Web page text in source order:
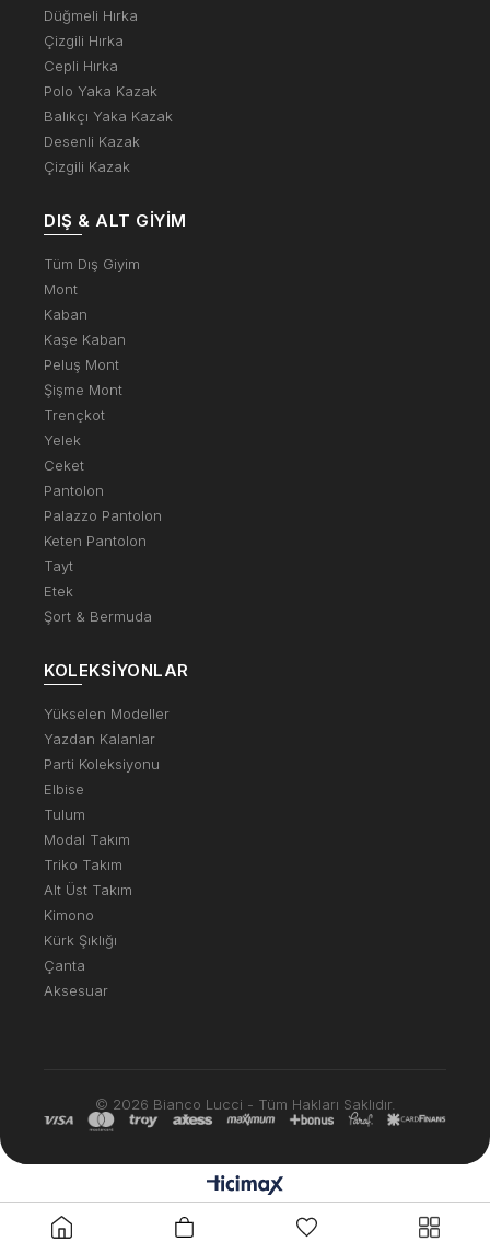
Düğmeli Hırka
Çizgili Hırka
Cepli Hırka
Polo Yaka Kazak
Balıkçı Yaka Kazak
Desenli Kazak
Çizgili Kazak
DIŞ & ALT GIYIM
Tüm Dış Giyim
Mont
Kaban
Kaşe Kaban
Peluş Mont
Şişme Mont
Trençkot
Yelek
Ceket
Pantolon
Palazzo Pantolon
Keten Pantolon
Tayt
Etek
Şort & Bermuda
KOLEKSIYONLAR
Yükselen Modeller
Yazdan Kalanlar
Parti Koleksiyonu
Elbise
Tulum
Modal Takım
Triko Takım
Alt Üst Takım
Kimono
Kürk Şıklığı
Çanta
Aksesuar
© 2026 Bianco Lucci - Tüm Hakları Saklıdır.